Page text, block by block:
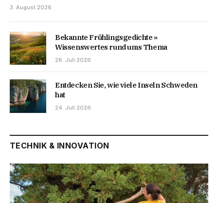
3. August 2026
Bekannte Frühlingsgedichte »
Wissenswertes rund ums Thema
28. Juli 2026
Entdecken Sie, wie viele Inseln Schweden
hat
24. Juli 2026
TECHNIK & INNOVATION